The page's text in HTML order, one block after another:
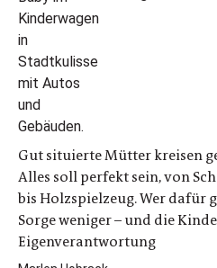
Gut situierte Mütter kreisen
Alles soll perfekt sein, von
bis Holzspielzeug. Wer dafür
Sorge weniger – und die
Eigenverantwortung